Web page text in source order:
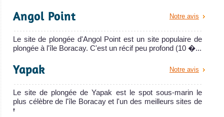
Notre avis
Angol Point
Le site de plongée d'Angol Point est un site populaire de
plongée à l'île Boracay. C'est un récif peu profond (10 �...
Notre avis
Yapak
Le site de plongée de Yapak est le spot sous-marin le
plus célèbre de l'île Boracay et l'un des meilleurs sites de
t...